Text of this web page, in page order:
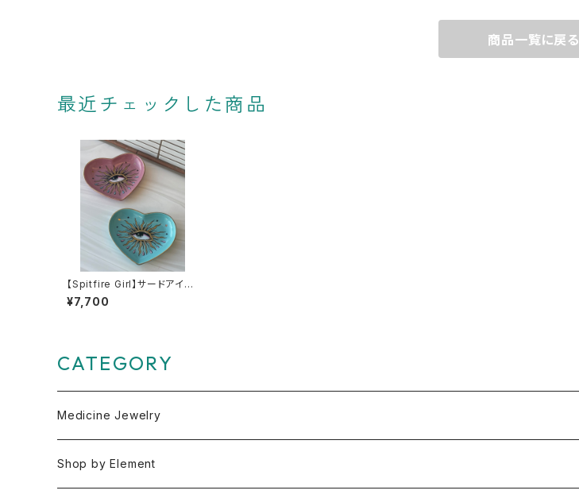
商品一覧に戻る
最近チェックした商品
【Spitfire Girl】サードアイハ
ートプレート
¥7,700
CATEGORY
Medicine Jewelry
Pendant Charms
Shop by Element